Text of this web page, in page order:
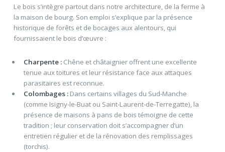
Le bois s’intègre partout dans notre architecture, de la ferme à
la maison de bourg. Son emploi s’explique par la présence
historique de forêts et de bocages aux alentours, qui
fournissaient le bois d’œuvre :
Charpente :Chêne et châtaignier offrent une excellente
tenue aux toitures et leur résistance face aux attaques
parasitaires est reconnue.
Colombages :Dans certains villages du Sud-Manche
(comme Isigny-le-Buat ou Saint-Laurent-de-Terregatte), la
présence de maisons à pans de bois témoigne de cette
tradition ; leur conservation doit s’accompagner d’un
entretien régulier et de la rénovation des remplissages
(torchis).